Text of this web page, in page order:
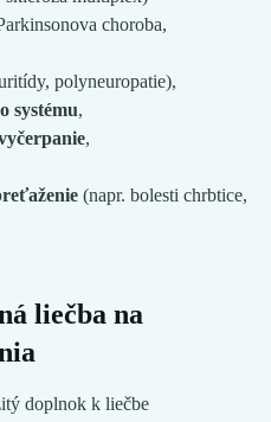
choroba,
polyneuropatie),
systému,
,
(napr. bolesti chrbtice,
liečba na
doplnok k liečbe